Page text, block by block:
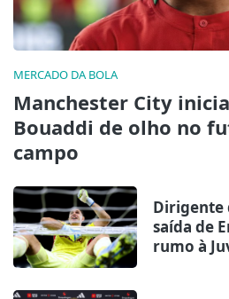
MERCADO DA BOLA
Manchester City
Bouaddi de olho no
campo
Dirigente
saída de
rumo à